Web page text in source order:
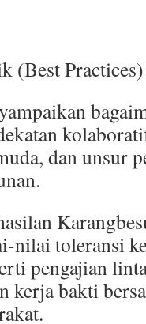
(Best Practices)
dan unsur
nilai toleransi
pengajian
kerja bakti